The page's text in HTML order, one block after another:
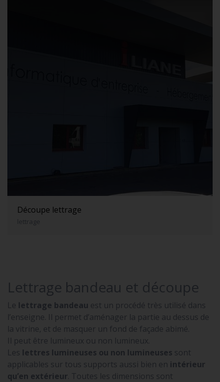
Découpe lettrage
lettrage
Lettrage bandeau et découpe
Le lettrage bandeau est un procédé très utilisé dans
l’enseigne. Il permet d’aménager la partie au dessus de
la vitrine, et de masquer un fond de façade abimé.
Il peut être lumineux ou non lumineux.
Les lettres lumineuses ou non lumineuses sont
applicables sur tous supports aussi bien en intérieur
qu’en extérieur. Toutes les dimensions sont